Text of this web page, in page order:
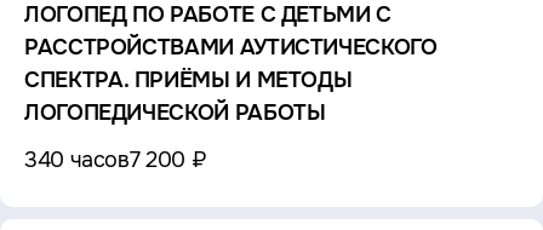
ЛОГОПЕД ПО РАБОТЕ С ДЕТЬМИ С
РАССТРОЙСТВАМИ АУТИСТИЧЕСКОГО
СПЕКТРА. ПРИЁМЫ И МЕТОДЫ
ЛОГОПЕДИЧЕСКОЙ РАБОТЫ
340 часов7 200 ₽